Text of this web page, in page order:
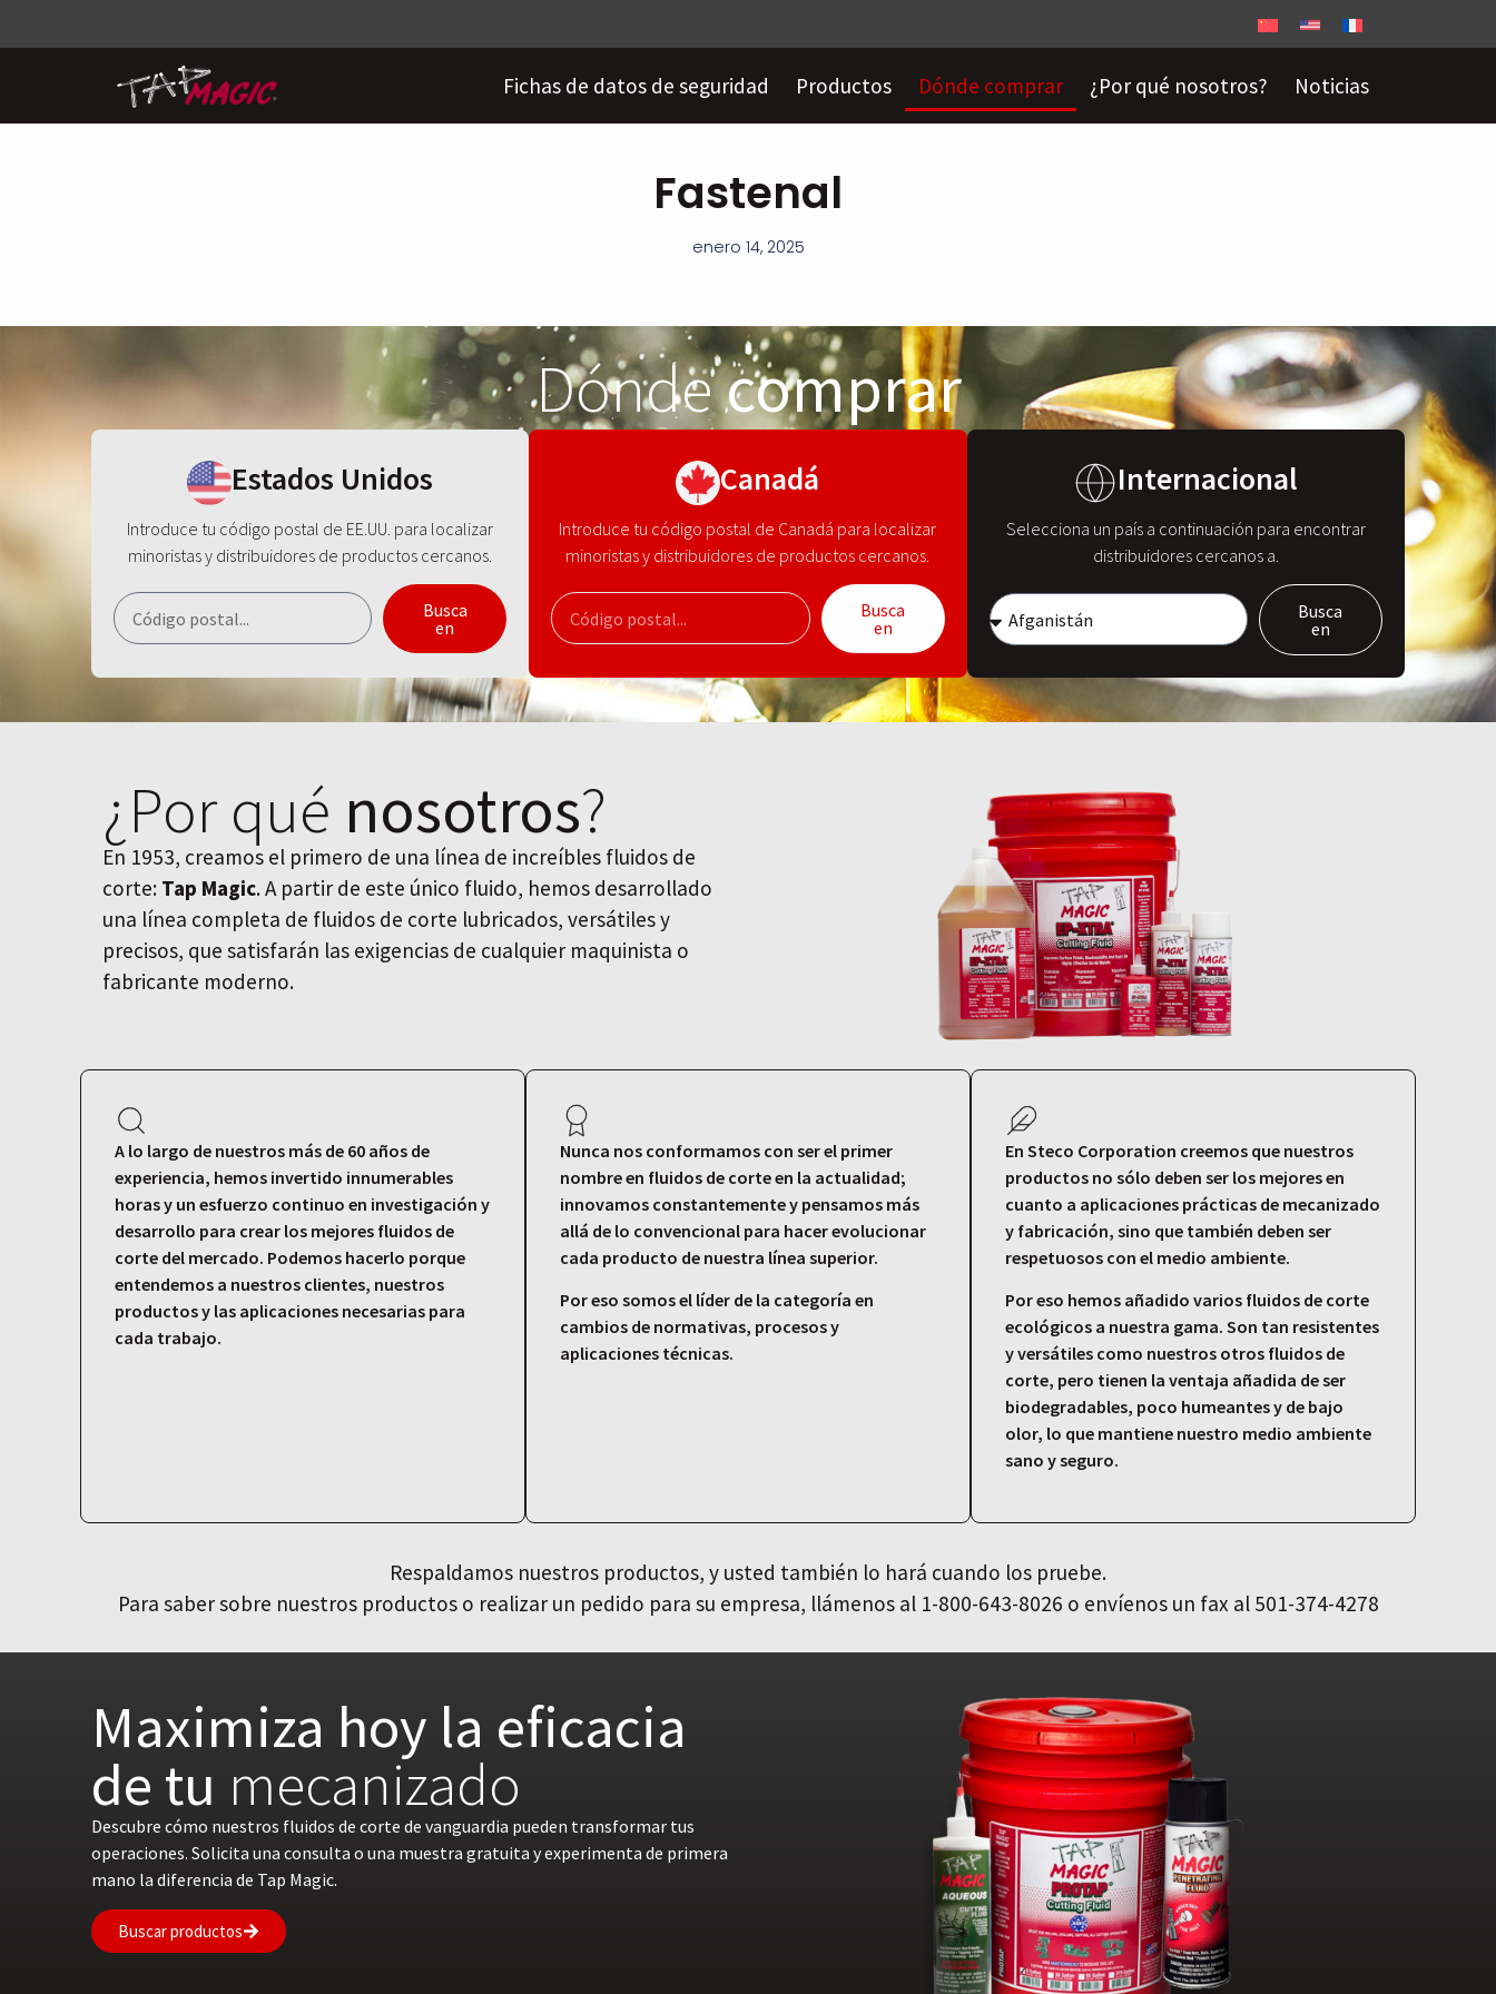
Fichas de datos de seguridad Productos Dónde comprar ¿Por qué nosotros? Noticias
Fastenal
enero 14, 2025
Dóndecomprar
Estados Unidos
Introduce tu código postal de EE.UU. para localizar
minoristas y distribuidores de productos cercanos.
Busca
en
Canadá
Introduce tu código postal de Canadá para localizar
minoristas y distribuidores de productos cercanos.
Busca
en
Internacional
Selecciona un país a continuación para encontrar
distribuidores cercanos a.
Busca
en
¿Por qué nosotros?
En 1953, creamos el primero de una línea de increíbles fluidos de
corte: Tap Magic. A partir de este único fluido, hemos desarrollado
una línea completa de fluidos de corte lubricados, versátiles y
precisos, que satisfarán las exigencias de cualquier maquinista o
fabricante moderno.
A lo largo de nuestros más de 60 años de
experiencia, hemos invertido innumerables
horas y un esfuerzo continuo en investigación y
desarrollo para crear los mejores fluidos de
corte del mercado. Podemos hacerlo porque
entendemos a nuestros clientes, nuestros
productos y las aplicaciones necesarias para
cada trabajo.
Nunca nos conformamos con ser el primer
nombre en fluidos de corte en la actualidad;
innovamos constantemente y pensamos más
allá de lo convencional para hacer evolucionar
cada producto de nuestra línea superior.
Por eso somos el líder de la categoría en
cambios de normativas, procesos y
aplicaciones técnicas.
En Steco Corporation creemos que nuestros
productos no sólo deben ser los mejores en
cuanto a aplicaciones prácticas de mecanizado
y fabricación, sino que también deben ser
respetuosos con el medio ambiente.
Por eso hemos añadido varios fluidos de corte
ecológicos a nuestra gama. Son tan resistentes
y versátiles como nuestros otros fluidos de
corte, pero tienen la ventaja añadida de ser
biodegradables, poco humeantes y de bajo
olor, lo que mantiene nuestro medio ambiente
sano y seguro.
Respaldamos nuestros productos, y usted también lo hará cuando los pruebe.
Para saber sobre nuestros productos o realizar un pedido para su empresa, llámenos al 1-800-643-8026 o envíenos un fax al 501-374-4278
Maximiza hoy la eficacia
de tu mecanizado
Descubre cómo nuestros fluidos de corte de vanguardia pueden transformar tus
operaciones. Solicita una consulta o una muestra gratuita y experimenta de primera
mano la diferencia de Tap Magic.
Buscar productos